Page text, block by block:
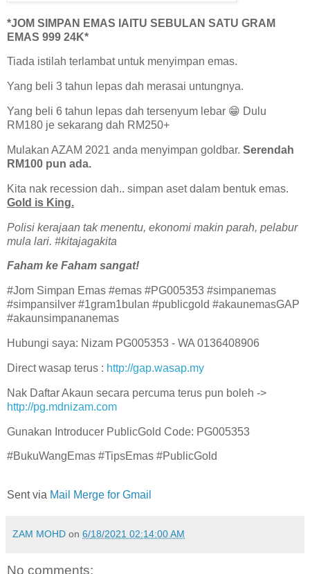
*JOM SIMPAN EMAS IAITU SEBULAN SATU GRAM
EMAS 999 24K*
Tiada istilah terlambat untuk menyimpan emas.
Yang beli 3 tahun lepas dah merasai untungnya.
Yang beli 6 tahun lepas dah tersenyum lebar 😁 Dulu
RM180 je sekarang dah RM250+
Mulakan AZAM 2021 anda menyimpan goldbar. Serendah
RM100 pun ada.
Kita nak recession dah.. simpan aset dalam bentuk emas.
Gold is King.
Polisi kerajaan tak menentu, ekonomi makin parah, pelabur
mula lari. #kitajagakita
Faham ke Faham sangat!
#Jom Simpan Emas #emas #PG005353 #simpanemas
#simpansilver #1gram1bulan #publicgold #akaunemasGAP
#akaunsimpananemas
Hubungi saya: Nizam PG005353 - WA 0136408906
Direct wasap terus : http://gap.wasap.my
Nak Daftar Akaun secara percuma terus pun boleh ->
http://pg.mdnizam.com
Gunakan Introducer PublicGold Code: PG005353
#BukuWangEmas #TipsEmas #PublicGold
Sent via Mail Merge for Gmail
ZAM MOHD on 6/18/2021 02:14:00 AM
No comments: